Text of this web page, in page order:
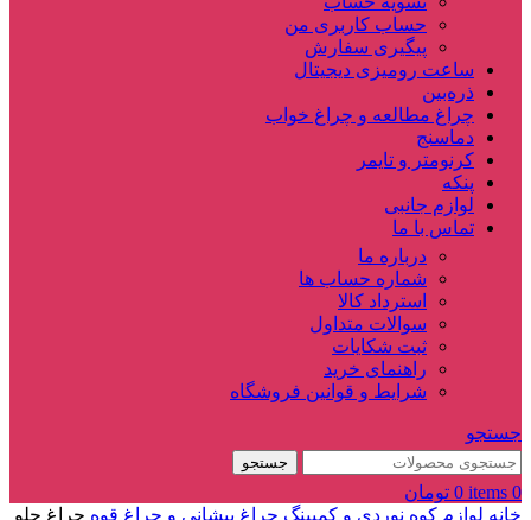
حساب کاربری من
پیگیری سفارش
ساعت‌ رومیزی دیجیتال
ذره‌بین‌
چراغ مطالعه و چراغ خواب
دماسنج‌
کرنومتر و تایمر
پنکه
لوازم جانبی
تماس با ما
درباره ما
شماره حساب ها
استرداد کالا
سوالات متداول
ثبت شکایات
راهنمای خرید
شرایط و قوانین فروشگاه
جستجو
جستجو
0
items
0 تومان
خانه لوازم کوه نوردی و کمپینگ چراغ پیشانی و چراغ قوه چراغ جلو